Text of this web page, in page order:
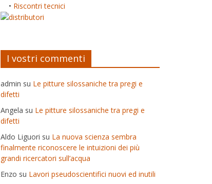
• Riscontri tecnici
I vostri commenti
admin su Le pitture silossaniche tra pregi e
difetti
Angela su Le pitture silossaniche tra pregi e
difetti
Aldo Liguori su La nuova scienza sembra
finalmente riconoscere le intuizioni dei più
grandi ricercatori sull’acqua
Enzo su Lavori pseudoscientifici nuovi ed inutili